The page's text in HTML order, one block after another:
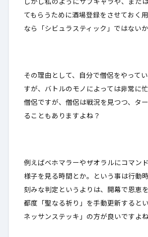
しかし私のようにサブキャラや、また
てもらうために酒場登録をさせておく
なら「シビュラスティック」ではないか
その理由として、自分で僧侶をやって
すが、バトルのモノによっては非常に
僧侶ですが、僧侶は戦況を見つつ、 タ
ること もありますよね？
例えばベホマラーやザオラルにコマン
様子を見る時間とか。という事は行動
刻みな判定というよりは、 開幕で恩恵
都度「聖なる祈り」を手動更新すると
ネッサンステッキ」の方が良いですよ